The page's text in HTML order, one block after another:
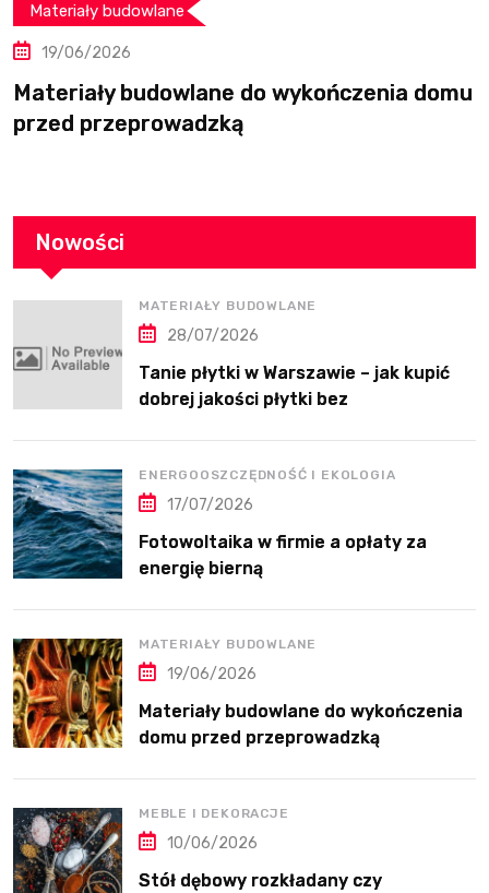
domu
Meble i dekoracje
Stół dębowy rozkładany czy
do salonu
Nowości
MATERIAŁY BUDOWLANE
28/07/2026
Tanie płytki w Warszawie – jak kupić
dobrej jakości płytki bez
ENERGOOSZCZĘDNOŚĆ I EKOLOGIA
17/07/2026
Fotowoltaika w firmie a opłaty za
energię bierną
MATERIAŁY BUDOWLANE
19/06/2026
Materiały budowlane do wykończenia
domu przed przeprowadzką
MEBLE I DEKORACJE
10/06/2026
Stół dębowy rozkładany czy